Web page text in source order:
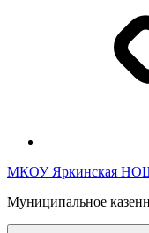
информация
МКОУ Яркинская
Муниципальное